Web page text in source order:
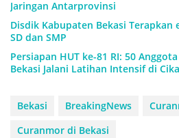
Jaringan Antarprovinsi
Disdik Kabupaten Bekasi Terapkan
SD dan SMP
Persiapan HUT ke-81 RI: 50
Bekasi Jalani Latihan Intensif di
Bekasi BreakingNews
Curanmor di Bekasi